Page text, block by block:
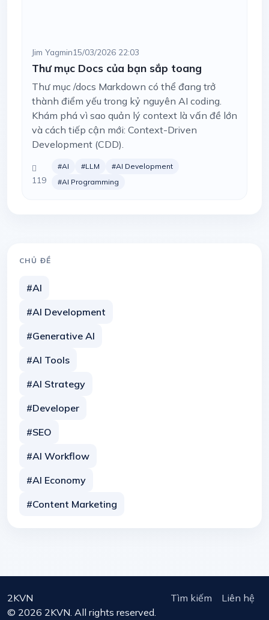
Jim Yagmin15/03/2026 22:03
Thư mục Docs của bạn sắp toang
Thư mục /docs Markdown có thể đang trở
thành điểm yếu trong kỷ nguyên AI coding.
Khám phá vì sao quản lý context là vấn đề lớn
và cách tiếp cận mới: Context-Driven
Development (CDD).
119
#AI #LLM
#AI Development
#AI Programming
CHỦ ĐỀ
#AI
#AI Development
#Generative AI
#AI Tools
#AI Strategy
#Developer
#SEO
#AI Workflow
#AI Economy
#Content Marketing
2KVN Tìm kiếm
Liên hệ
© 2026 2KVN. All rights reserved.